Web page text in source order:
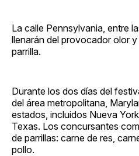
La calle Pennsylvania, entre
llenarán del provocador olor
parrilla.
Durante los dos días del
del área metropolitana,
estados, incluidos Nueva
Texas. Los concursantes
de parrillas: carne de res,
pollo.